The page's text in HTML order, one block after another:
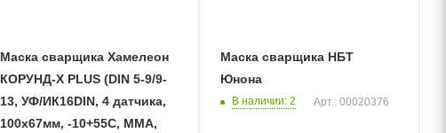
Маска сварщика Хамелеон
КОРУНД-Х PLUS (DIN 5-9/9-
13, УФ/ИК16DIN, 4 датчика,
100х67мм, -10+55С, MMA,
Маска сварщика НБТ
Юнона
В наличии: 2 Арт.: 00020376